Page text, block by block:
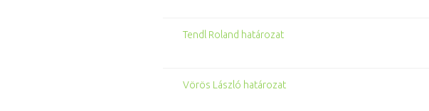
Tendl Roland határozat
Vörös László határozat